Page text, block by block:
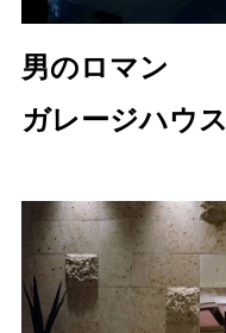
男のロマン
ガレージハウス